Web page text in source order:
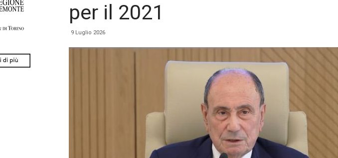
per il 2021
9 Luglio 2026